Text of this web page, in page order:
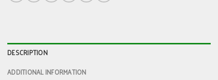
DESCRIPTION
ADDITIONAL INFORMATION